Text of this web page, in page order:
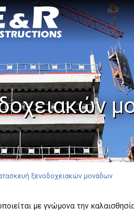
ξενοδοχειακών μονάδων
με γνώμονα την